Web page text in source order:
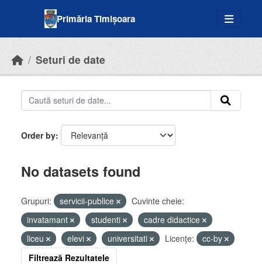
Primăria Timișoara
Seturi de date
Order by
No datasets found
Grupuri: servicii-publice
Cuvinte cheie:
invatamant
studenti
cadre didactice
liceu
elevi universitati Licenţe:
cc-by
Filtrează Rezultatele